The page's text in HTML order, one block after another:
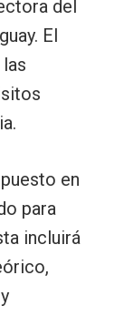
del
El
en
para
incluirá